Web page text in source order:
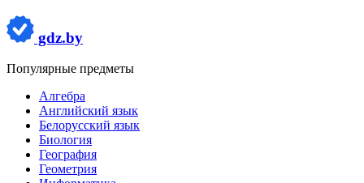
gdz.by
Популярные предметы
Алгебра
Английский язык
Белорусский язык
Биология
География
Геометрия